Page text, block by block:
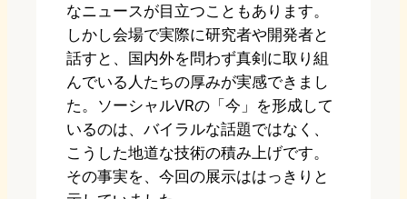
なニュースが目立つこともあります。
しかし会場で実際に研究者や開発者と
話すと、国内外を問わず真剣に取り組
んでいる人たちの厚みが実感できまし
た。ソーシャルVRの「今」を形成して
いるのは、バイラルな話題ではなく、
こうした地道な技術の積み上げです。
その事実を、今回の展示ははっきりと